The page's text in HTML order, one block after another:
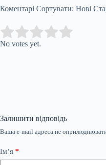
Коментарі Сортувати: Нові
Rate this item:
No votes yet.
Залишити відповідь
Ваша e-mail адреса не
Ім’я *